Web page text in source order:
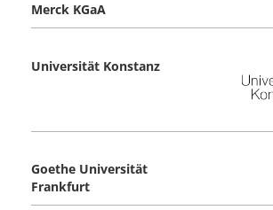
Merck KGaA
Universität Konstanz
Goethe Universität
Frankfurt